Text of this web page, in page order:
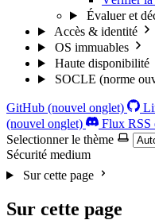
Évaluer et
Accès & identité
OS immuables
Haute disponibilité
SOCLE (norme
GitHub (nouvel onglet)
(nouvel onglet)
Flux RSS
Selectionner le thème
Sécurité medium
Sur cette page
Sur cette page